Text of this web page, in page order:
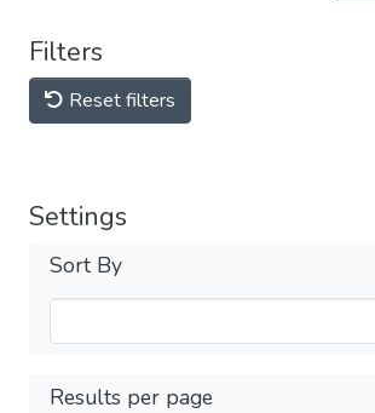
Filters
Reset filters
Settings
Sort By
Results per page